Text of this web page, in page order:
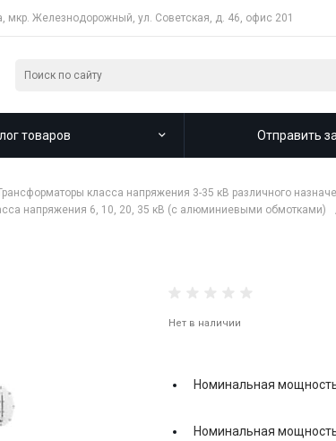
мкр. Железнодорожный, ул. Советская, д. 46, офис 201
товаров Отправить
класса напряжения 3-35 кВ различного
напряжения 6, 10, 20, 35 кВ (с алюминиевыми обмотками)
Нет в наличии
Номинальная
Номинальная